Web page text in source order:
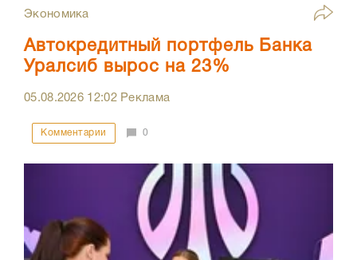
Экономика
Автокредитный портфель Банка
Уралсиб вырос на 23%
05.08.2026 12:02Реклама
Комментарии 0